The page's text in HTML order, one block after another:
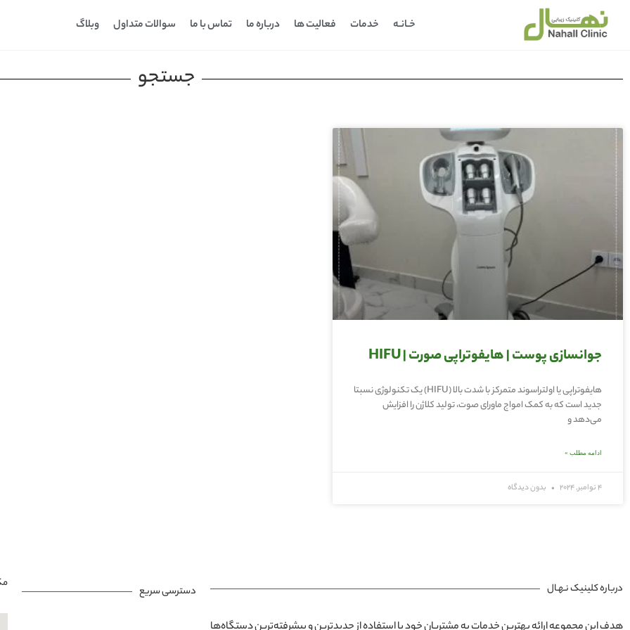
خـانـه خدمات فعالیت ها درباره ما تماس با ما سوالات متداول وبلاگ
جستجو
جوانسازی پوست | هایفوتراپی صورت | HIFU
هایفوتراپی یا اولتراسوند متمرکز با شدت بالا (HIFU) یک تکنولوژی نسبتا
جدید است که به کمک امواج ماورای صوت، تولید کلاژن را افزایش
می‌دهد و
ادامه مطلب »
4 نوامبر, 2024 بدون دیدگاه
درباره کلینیک نـهـال دسترسی سریع